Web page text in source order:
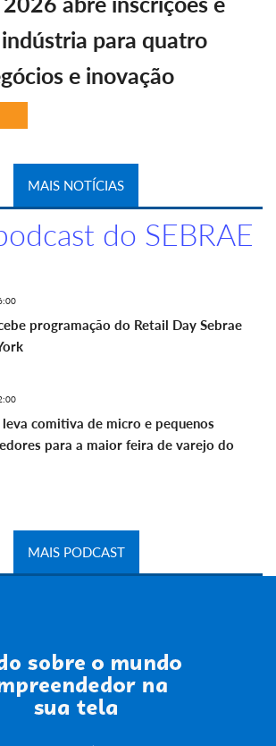
para quatro
e inovação
MAIS NOTÍCIAS
do SEBRAE
programação do Retail Day Sebrae
leva comitiva de micro e pequenos
para a maior feira de varejo do
MAIS PODCAST